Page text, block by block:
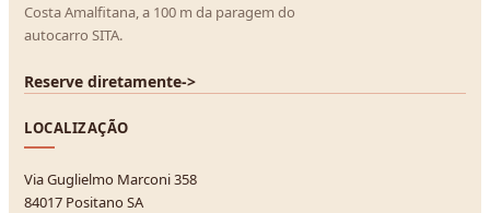
Costa Amalfitana, a 100 m da paragem do
autocarro SITA.
Reserve diretamente->
LOCALIZAÇÃO
Via Guglielmo Marconi 358
84017 Positano SA